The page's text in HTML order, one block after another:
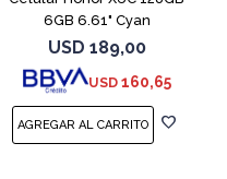
6GB 6.61" Cyan
USD 189,00
USD 160,65